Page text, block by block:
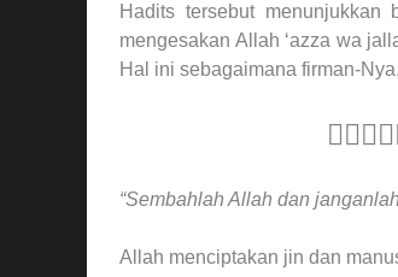
Hadits tersebut
mengesakan Allah ‘azza wa
Hal ini sebagaimana firman-Nya,
شَيۡ‍ٔٗاۖ
“Sembahlah Allah dan
Allah menciptakan jin dan